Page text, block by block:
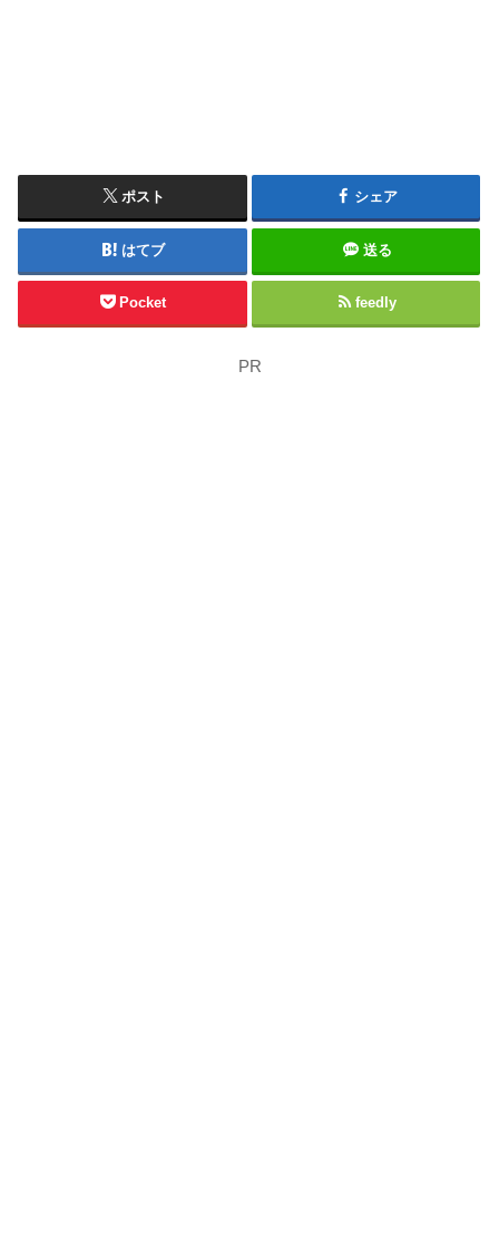
ポスト シェア
はてブ 送る
Pocket feedly
PR